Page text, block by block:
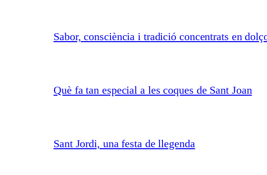
Sabor, consciència i tradició concentrats en
Què fa tan especial a les coques de Sant Joan
Sant Jordi, una festa de llegenda